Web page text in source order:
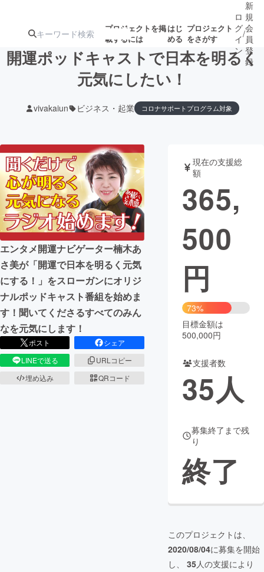
プロジェクトを掲
載するには
はじ
める
プロジェクト
をさがす
ジェクト
ターン
注目の新着プロ
ジェクト
募集終了が近いプ
ロジェクト
もうすぐ公開
されます
アート・写真 音楽
テクノロジー・ガジェット ゲーム・サ
映像・映画
ビジネス・起業
まちづくり・地域活性化
CAMPFIRE for Social Good
CAMPFIRE Creation
CAMPFIREふるさと納税
machi-ya コミュニティ
ロ
グ
イ
ン
/
新
規
会
員
登
録
開運ポッドキャストで日本を明るく
元気にしたい！
vivakaiun ビジネス・起業 コロナサポートプログラム対象
エンタメ開運ナビゲーター楠木あ
さ美が「開運で日本を明るく元気
にする！」をスローガンにオリジ
ナルポッドキャスト番組を始めま
す！聞いてくださるすべてのみん
なを元気にします！
ポスト
シェア
LINEで送る
URLコピー
埋め込み
QRコード
現在の支援総
額
365,
500
円
73%
目標金額は
500,000円
支援者数
35人
募集終了まで残
り
終了
このプロジェクトは、
2020/08/04に募集を開始
し、 35人の支援により